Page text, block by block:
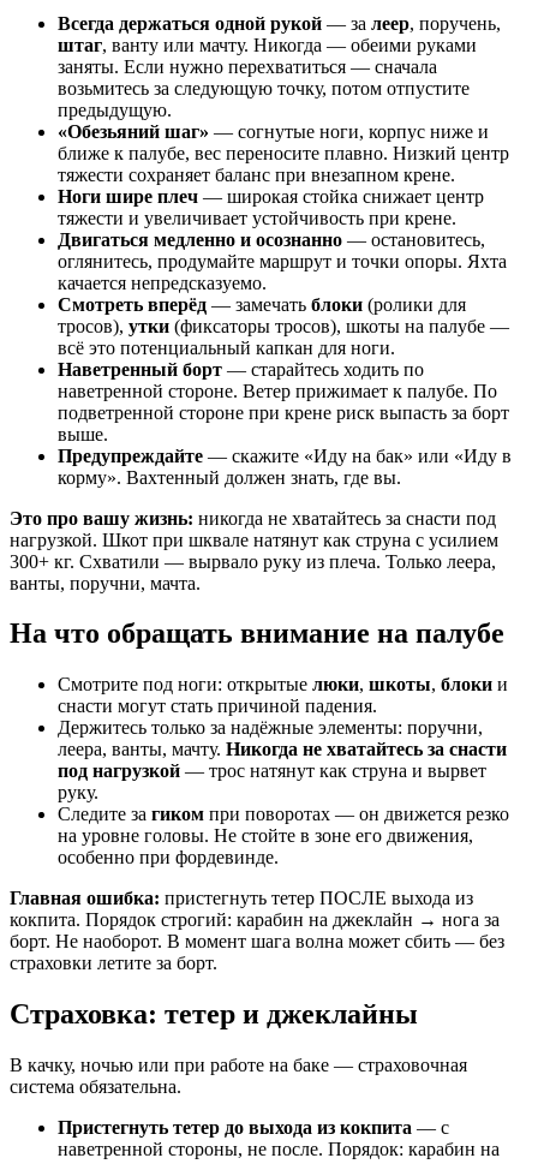
Всегда держаться одной рукой — за леер, поручень,
штаг, ванту или мачту. Никогда — обеими руками
заняты. Если нужно перехватиться — сначала
возьмитесь за следующую точку, потом отпустите
предыдущую.
«Обезьяний шаг» — согнутые ноги, корпус ниже и
ближе к палубе, вес переносите плавно. Низкий центр
тяжести сохраняет баланс при внезапном крене.
Ноги шире плеч — широкая стойка снижает центр
тяжести и увеличивает устойчивость при крене.
Двигаться медленно и осознанно — остановитесь,
оглянитесь, продумайте маршрут и точки опоры. Яхта
качается непредсказуемо.
Смотреть вперёд — замечать блоки (ролики для
тросов), утки (фиксаторы тросов), шкоты на палубе —
всё это потенциальный капкан для ноги.
Наветренный борт — старайтесь ходить по
наветренной стороне. Ветер прижимает к палубе. По
подветренной стороне при крене риск выпасть за борт
выше.
Предупреждайте — скажите «Иду на бак» или «Иду в
корму». Вахтенный должен знать, где вы.
Это про вашу жизнь: никогда не хватайтесь за снасти под
нагрузкой. Шкот при шквале натянут как струна с усилием
300+ кг. Схватили — вырвало руку из плеча. Только леера,
ванты, поручни, мачта.
На что обращать внимание на палубе
Смотрите под ноги: открытые люки, шкоты, блоки и
снасти могут стать причиной падения.
Держитесь только за надёжные элементы: поручни,
леера, ванты, мачту. Никогда не хватайтесь за снасти
под нагрузкой — трос натянут как струна и вырвет
руку.
Следите за гиком при поворотах — он движется резко
на уровне головы. Не стойте в зоне его движения,
особенно при фордевинде.
Главная ошибка: пристегнуть тетер ПОСЛЕ выхода из
кокпита. Порядок строгий: карабин на джеклайн → нога за
борт. Не наоборот. В момент шага волна может сбить — без
страховки летите за борт.
Страховка: тетер и джеклайны
В качку, ночью или при работе на баке — страховочная
система обязательна.
Пристегнуть тетер до выхода из кокпита — с
наветренной стороны, не после. Порядок: карабин на